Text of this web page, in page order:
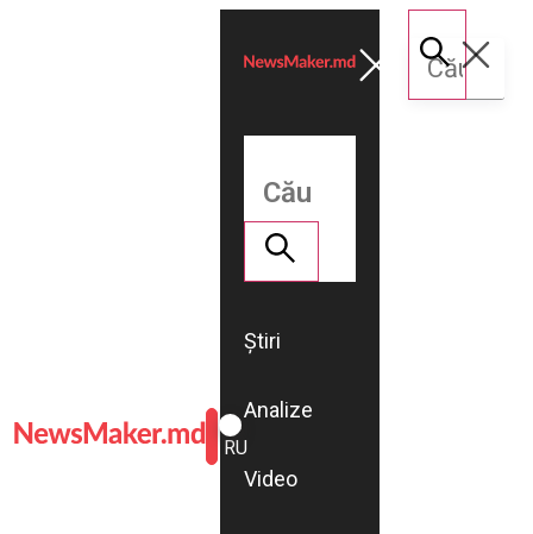
ROMÂNĂ
RU
Știri
Analize
Video